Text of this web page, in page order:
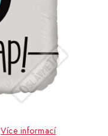
Více informací